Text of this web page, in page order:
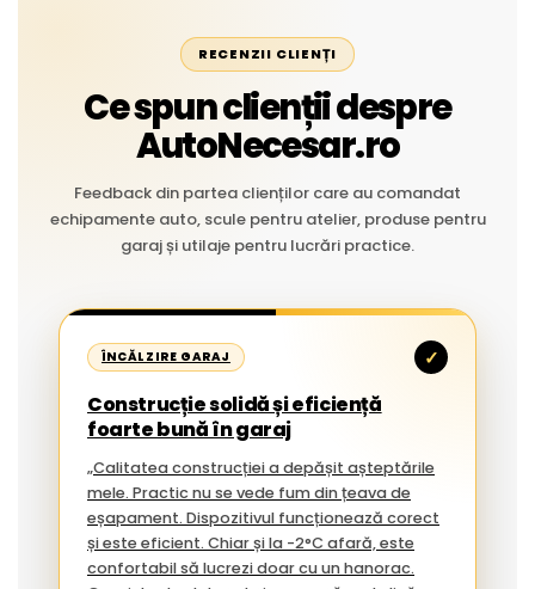
RECENZII CLIENȚI
Ce spun clienții despre
AutoNecesar.ro
Feedback din partea clienților care au comandat
echipamente auto, scule pentru atelier, produse pentru
garaj și utilaje pentru lucrări practice.
ÎNCĂLZIRE GARAJ ✓
Construcție solidă și eficiență
foarte bună în garaj
„Calitatea construcției a depășit așteptările
mele. Practic nu se vede fum din țeava de
eșapament. Dispozitivul funcționează corect
și este eficient. Chiar și la -2°C afară, este
confortabil să lucrezi doar cu un hanorac.